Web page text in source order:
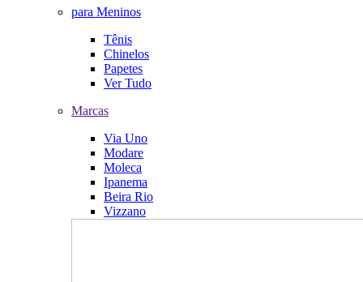
para Meninos
Tênis
Chinelos
Papetes
Ver Tudo
Marcas
Via Uno
Modare
Moleca
Ipanema
Beira Rio
Vizzano